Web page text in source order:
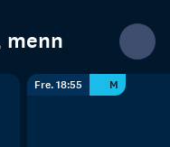
Fre. 18:55 M